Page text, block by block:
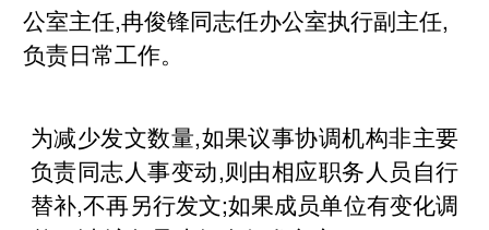
公室主任,冉俊锋同志任办公室执行副主任,
负责日常工作。
为减少发文数量,如果议事协调机构非主要
负责同志人事变动,则由相应职务人员自行
替补,不再另行发文;如果成员单位有变化调